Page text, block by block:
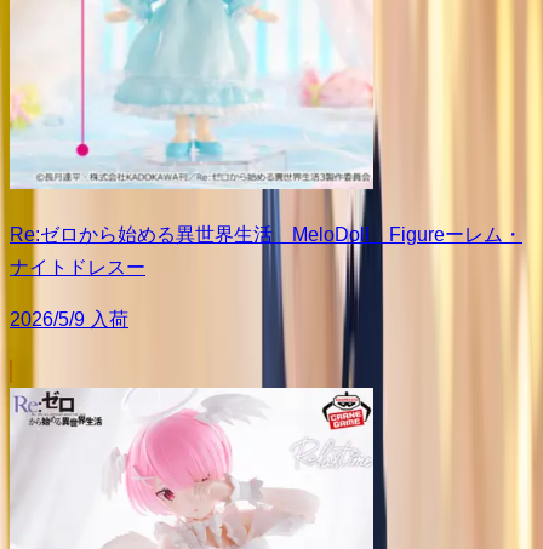
Re:ゼロから始める異世界生活 MeloDoll Figureーレム・
ナイトドレスー
2026/5/9 入荷